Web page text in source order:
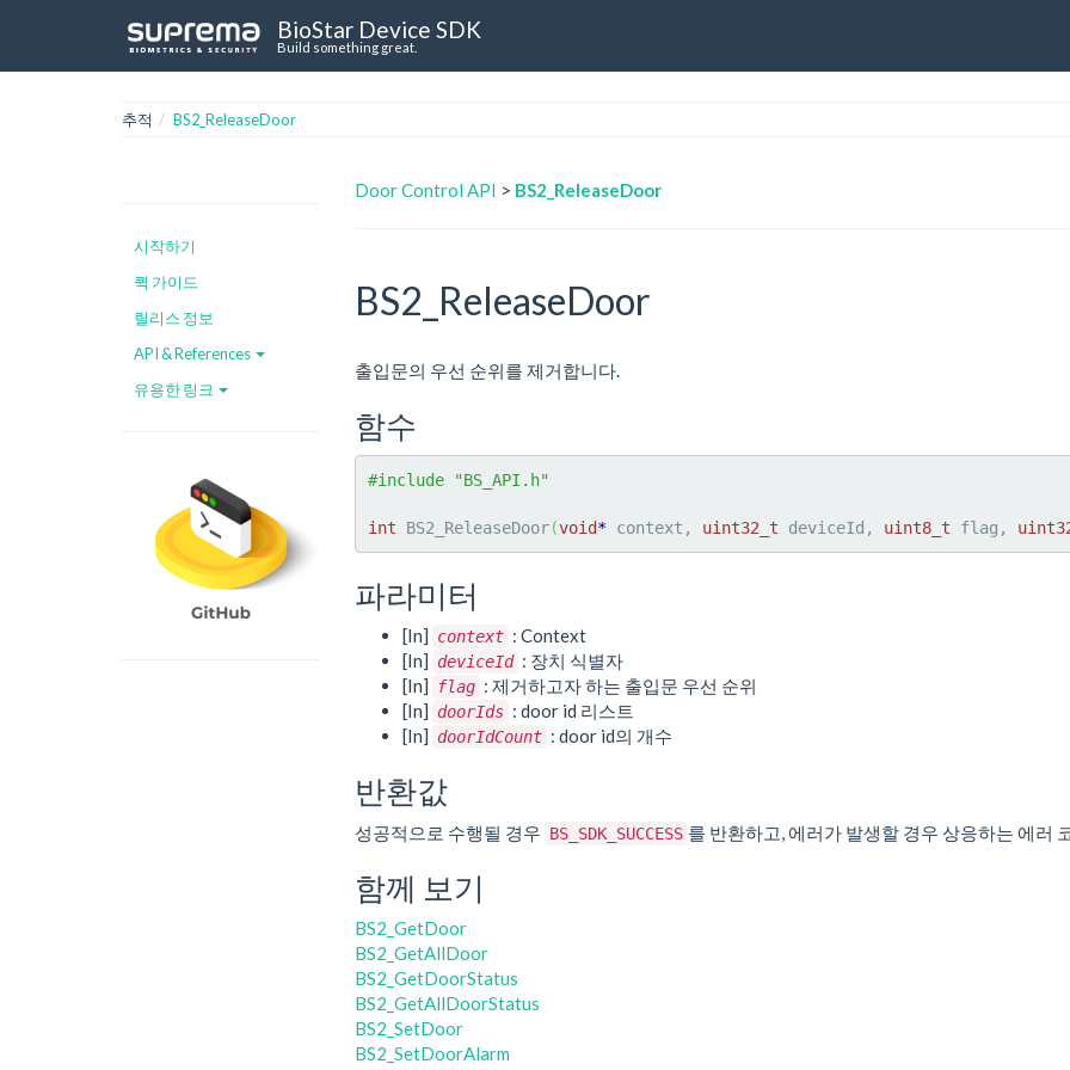
BioStar Device SDK
Build something great.
추적 BS2_ReleaseDoor
시작하기
퀵 가이드
릴리스 정보
API & References
유용한 링크
Door Control API > BS2_ReleaseDoor
BS2_ReleaseDoor
출입문의 우선 순위를 제거합니다.
함수
#include "BS_API.h"
int BS2_ReleaseDoor(void* context, uint32_t deviceId, uint8_t flag,
파라미터
[In] context : Context
[In] deviceId : 장치 식별자
[In]
flag : 제거하고자 하는 출입문 우선 순위
[In] doorIds : door id 리스트
[In] doorIdCount : door id의 개수
반환값
성공적으로 수행될 경우 BS_SDK_SUCCESS 를 반환하고, 에러가 발생할 경우 상응하는 에러
함께 보기
BS2_GetDoor
BS2_GetAllDoor
BS2_GetDoorStatus
BS2_GetAllDoorStatus
BS2_SetDoor
BS2_SetDoorAlarm